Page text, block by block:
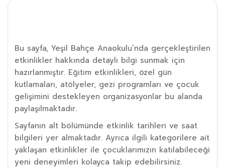
Bu sayfa, Yeşil Bahçe Anaokulu’nda gerçekleştirilen
etkinlikler hakkında detaylı bilgi sunmak için
hazırlanmıştır. Eğitim etkinlikleri, özel gün
kutlamaları, atölyeler, gezi programları ve çocuk
gelişimini destekleyen organizasyonlar bu alanda
paylaşılmaktadır.
Sayfanın alt bölümünde etkinlik tarihleri ve saat
bilgileri yer almaktadır. Ayrıca ilgili kategorilere ait
yaklaşan etkinlikler ile çocuklarımızın katılabileceği
yeni deneyimleri kolayca takip edebilirsiniz.